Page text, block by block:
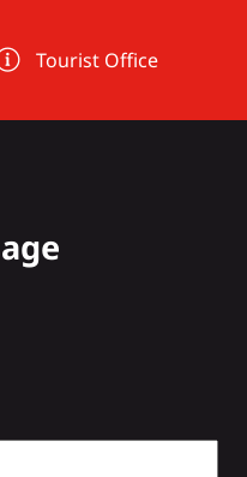
Tourist Office